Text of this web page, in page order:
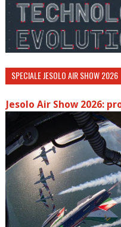
SPECIALE JESOLO AIR SHOW 2026
Jesolo Air Show 2026: